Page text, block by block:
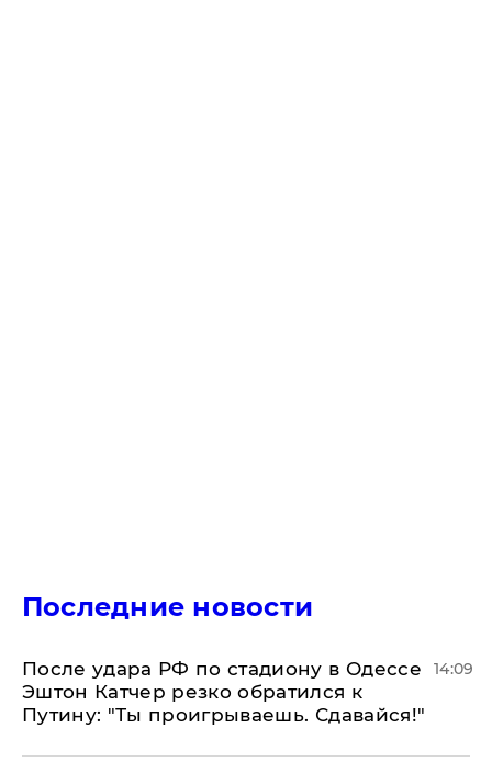
Последние новости
После удара РФ по стадиону в Одессе
Эштон Катчер резко обратился к
Путину: "Ты проигрываешь. Сдавайся!"
14:09